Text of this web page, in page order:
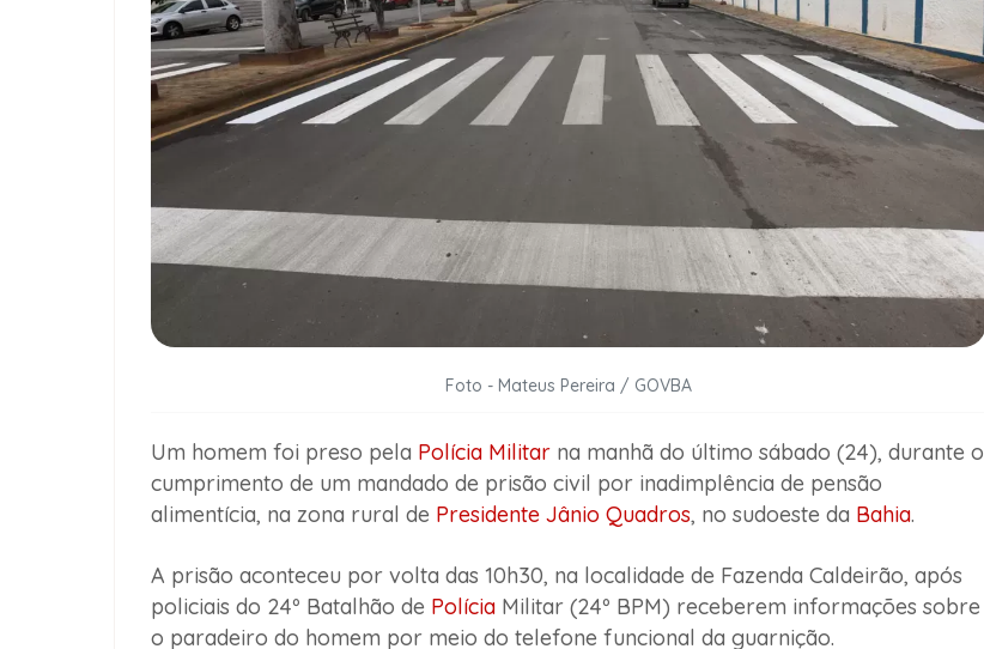
Foto - Mateus Pereira / GOVBA
Um homem foi preso pela Polícia Militarna manhã do último sábado (24), durante o
cumprimento de um mandado de prisão civil por inadimplência de pensão
alimentícia, na zona rural de Presidente Jânio Quadros, no sudoeste da Bahia.
A prisão aconteceu por volta das 10h30, na localidade de Fazenda Caldeirão, após
policiais do 24º Batalhão de PolíciaMilitar (24º BPM) receberem informações sobre
o paradeiro do homem por meio do telefone funcional da guarnição.